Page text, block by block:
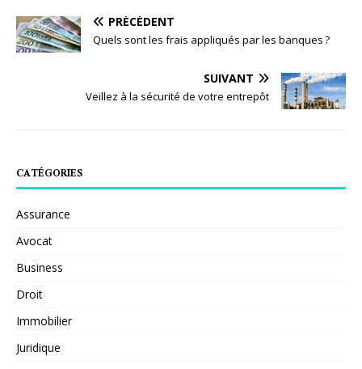
PRÉCÉDENT
Quels sont les frais appliqués par les banques ?
SUIVANT
Veillez à la sécurité de votre entrepôt
CATÉGORIES
Assurance
Avocat
Business
Droit
Immobilier
Juridique